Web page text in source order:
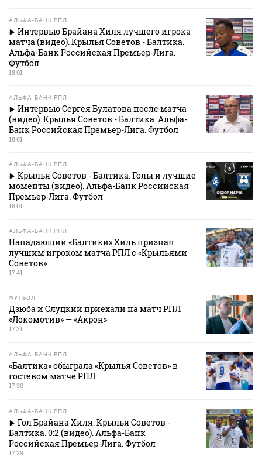
АЛЬФА-БАНК РПЛ
Интервью Брайана Хиля лучшего игрока
матча (видео). Крылья Советов - Балтика.
Альфа-Банк Российская Премьер-Лига.
Футбол
18:01
АЛЬФА-БАНК РПЛ
Интервью Сергея Булатова после матча
(видео). Крылья Советов - Балтика. Альфа-
Банк Российская Премьер-Лига. Футбол
18:01
АЛЬФА-БАНК РПЛ
Крылья Советов - Балтика. Голы и лучшие
моменты (видео). Альфа-Банк Российская
Премьер-Лига. Футбол
18:01
АЛЬФА-БАНК РПЛ
Нападающий «Балтики» Хиль признан
лучшим игроком матча РПЛ с «Крыльями
Советов»
17:41
ФУТБОЛ
Дзюба и Слуцкий приехали на матч РПЛ
«Локомотив» — «Акрон»
17:31
АЛЬФА-БАНК РПЛ
«Балтика» обыграла «Крылья Советов» в
гостевом матче РПЛ
17:30
АЛЬФА-БАНК РПЛ
Гол Брайана Хиля. Крылья Советов -
Балтика. 0:2 (видео). Альфа-Банк
Российская Премьер-Лига. Футбол
17:29